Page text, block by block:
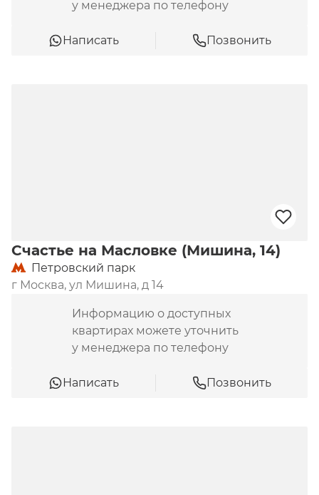
у менеджера по телефону
Написать Позвонить
Счастье на Масловке (Мишина, 14)
Петровский парк
г Москва, ул Мишина, д 14
Информацию о доступных
квартирах можете уточнить
у менеджера по телефону
Написать Позвонить